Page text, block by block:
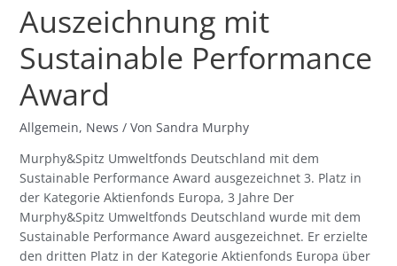
Auszeichnung mit
Sustainable Performance
Award
Allgemein, News / Von Sandra Murphy
Murphy&Spitz Umweltfonds Deutschland mit dem
Sustainable Performance Award ausgezeichnet 3. Platz in
der Kategorie Aktienfonds Europa, 3 Jahre Der
Murphy&Spitz Umweltfonds Deutschland wurde mit dem
Sustainable Performance Award ausgezeichnet. Er erzielte
den dritten Platz in der Kategorie Aktienfonds Europa über